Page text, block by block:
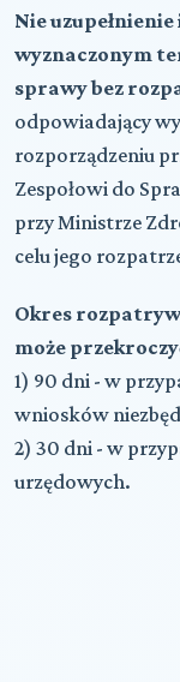
Nie
wyznaczonym
sprawy bez
odpowiadający
rozporządzeniu
Zespołowi do
przy Ministrze
celu jego
Okres
może
1) 90 dni - w
wniosków
2) 30 dni - w
urzędowych.